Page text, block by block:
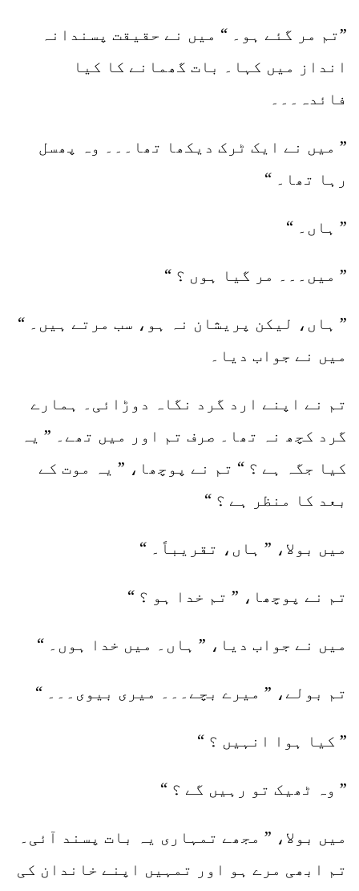
”تم مر گئے ہو۔ “ میں نے حقیقت پسندانہ
انداز میں کہا۔ بات گھمانے کا کیا
فائدہ۔۔۔
” میں نے ایک ٹرک دیکھا تھا۔۔۔ وہ پھسل
رہا تھا۔ “
” ہاں۔ “
” میں۔۔۔ مر گیا ہوں ؟ “
” ہاں، لیکن پریشان نہ ہو، سب مرتے ہیں۔ “
میں نے جواب دیا۔
تم نے اپنے ارد گرد نگاہ دوڑائی۔ ہمارے
گرد کچھ نہ تھا۔ صرف تم اور میں تھے۔ ” یہ
کیا جگہ ہے ؟ “ تم نے پوچھا، ” یہ موت کے
بعد کا منظر ہے ؟ “
میں بولا، ” ہاں، تقریباً۔ “
تم نے پوچھا، ” تم خدا ہو ؟ “
میں نے جواب دیا، ” ہاں۔ میں خدا ہوں۔ “
تم بولے، ” میرے بچے۔۔۔ میری بیوی۔۔۔ “
” کیا ہوا انہیں ؟ “
” وہ ٹھیک تو رہیں گے ؟ “
میں بولا، ” مجھے تمہاری یہ بات پسند آئی۔
تم ابھی مرے ہو اور تمہیں اپنے خاندان کی